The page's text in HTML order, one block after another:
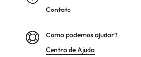
Contato
Como podemos ajudar?
Centro de Ajuda